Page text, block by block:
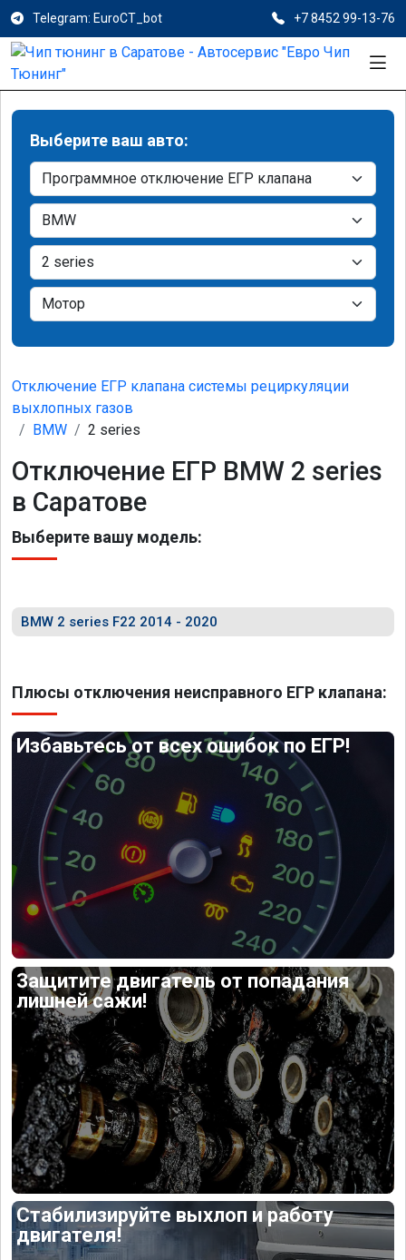
Telegram: EuroCT_bot +7 8452 99-13-76
Выберите ваш авто:
Отключение ЕГР клапана системы рециркуляции
выхлопных газов
BMW
2 series
Отключение ЕГР BMW 2 series
в Саратове
Выберите вашу модель:
BMW 2 series F22 2014 - 2020
Плюсы отключения неисправного ЕГР клапана:
Избавьтесь от всех ошибок по ЕГР!
Защитите двигатель от попадания
лишней сажи!
Стабилизируйте выхлоп и работу
двигателя!